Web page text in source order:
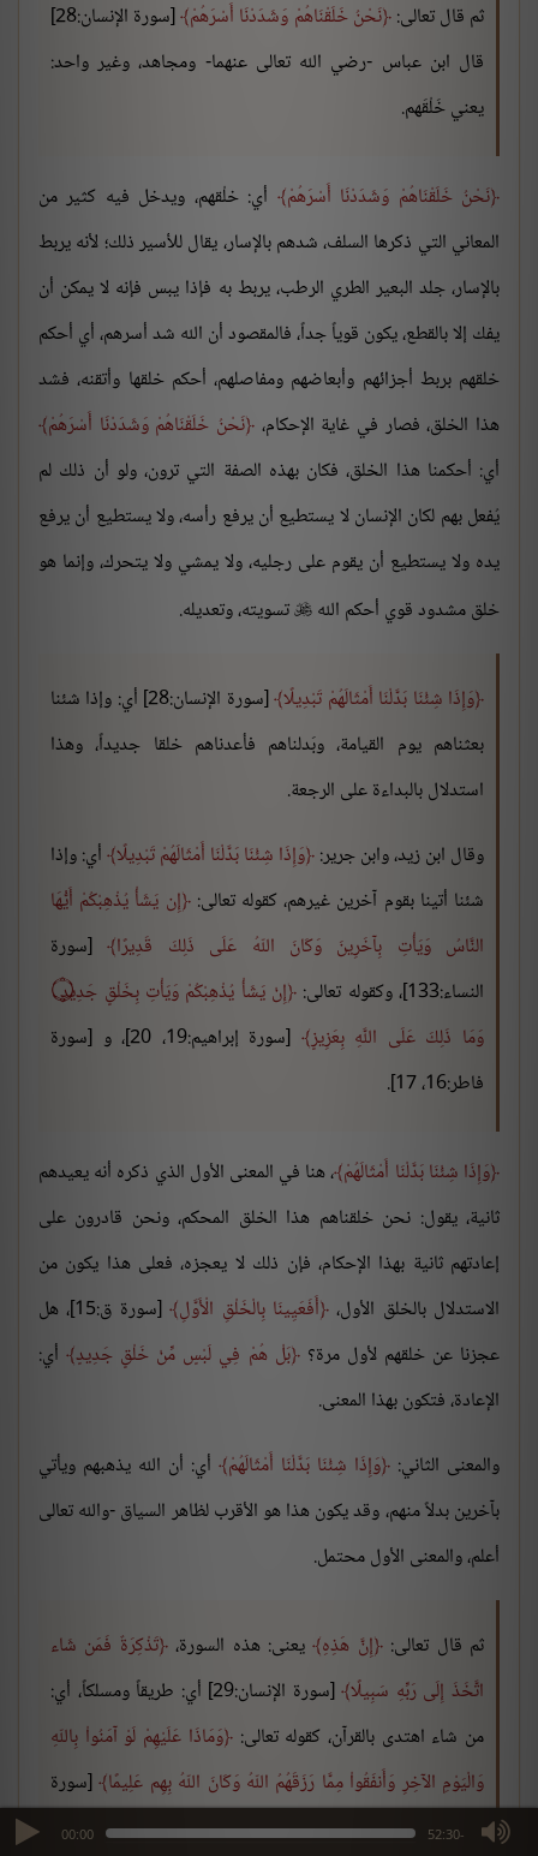
00:00 -52:30
max volume
ثم قال تعالى: نَحْنُ خَلَقْنَاهُمْ وَشَدَدْنَا أَسْرَهُمْ
[سورة الإنسان:28]
قال ابن عباس -رضي الله تعالى عنهما- ومجاهد، وغير واحد:
يعني خَلْقَهم.
نَحْنُ خَلَقْنَاهُمْ وَشَدَدْنَا أَسْرَهُمْ
أي: خلْقهم، ويدخل فيه كثير من
المعاني التي ذكرها السلف، شدهم بالإسار، يقال للأسير ذلك؛ لأنه يربط
بالإسار، جلد البعير الطري الرطب، يربط به فإذا يبس فإنه لا يمكن أن
يفك إلا بالقطع، يكون قوياً جداً، فالمقصود أن الله شد أسرهم، أي أحكم
خلقهم بربط أجزائهم وأبعاضهم ومفاصلهم، أحكم خلقها وأتقنه، فشد
هذا الخلق، فصار في غاية الإحكام، نَحْنُ خَلَقْنَاهُمْ وَشَدَدْنَا أَسْرَهُمْ
أي: أحكمنا هذا الخلق، فكان بهذه الصفة التي ترون، ولو أن ذلك لم
يُفعل بهم لكان الإنسان لا يستطيع أن يرفع رأسه، ولا يستطيع أن يرفع
يده ولا يستطيع أن يقوم على رجليه، ولا يمشي ولا يتحرك، وإنما هو
خلق مشدود قوي أحكم الله  تسويته، وتعديله.
وَإِذَا شِئْنَا بَدَّلْنَا أَمْثَالَهُمْ تَبْدِيلًا
[سورة الإنسان:28] أي: وإذا شئنا
بعثناهم يوم القيامة، وبَدلناهم فأعدناهم خلقا جديداً، وهذا
استدلال بالبداءة على الرجعة.
وقال ابن زيد، وابن جرير: وَإِذَا شِئْنَا بَدَّلْنَا أَمْثَالَهُمْ تَبْدِيلًا أي: وإذا
شئنا أتينا بقوم آخرين غيرهم، كقوله تعالى: إِن يَشَأْ يُذْهِبْكُمْ أَيُّهَا
النَّاسُ وَيَأْتِ بِآخَرِينَ وَكَانَ اللّهُ عَلَى ذَلِكَ قَدِيرًا [سورة
النساء:133]، وكقوله تعالى:
إِنْ يَشَأْ يُذْهِبْكُمْ وَيَأْتِ بِخَلْقٍ جَدِيدٍ ۝
وَمَا ذَلِكَ عَلَى اللَّهِ بِعَزِيزٍ
[سورة إبراهيم:19، 20]، و [سورة
فاطر:16، 17].
وَإِذَا شِئْنَا بَدَّلْنَا أَمْثَالَهُمْ ، هنا في المعنى الأول الذي ذكره أنه يعيدهم
ثانية، يقول: نحن خلقناهم هذا الخلق المحكم، ونحن قادرون على
إعادتهم ثانية بهذا الإحكام، فإن ذلك لا يعجزه، فعلى هذا يكون من
الاستدلال بالخلق الأول، أَفَعَيِينَا بِالْخَلْقِ الْأَوَّلِ
[سورة ق:15]، هل
عجزنا عن خلقهم لأول مرة؟ بَلْ هُمْ فِي لَبْسٍ مِّنْ خَلْقٍ جَدِيدٍ أي:
الإعادة، فتكون بهذا المعنى.
والمعنى الثاني: وَإِذَا شِئْنَا بَدَّلْنَا أَمْثَالَهُمْ أي: أن الله يذهبهم ويأتي
بآخرين بدلاً منهم، وقد يكون هذا هو الأقرب لظاهر السياق -والله تعالى
أعلم، والمعنى الأول محتمل.
ثم قال تعالى: إِنَّ هَذِهِ يعنى: هذه السورة، تَذْكِرَةٌ فَمَن شَاء
اتَّخَذَ إِلَى رَبِّهِ سَبِيلًا
[سورة الإنسان:29] أي: طريقاً ومسلكاً، أي:
من شاء اهتدى بالقرآن، كقوله تعالى: وَمَاذَا عَلَيْهِمْ لَوْ آمَنُواْ بِاللّهِ
وَالْيَوْمِ الآخِرِ وَأَنفَقُواْ مِمَّا رَزَقَهُمُ اللّهُ وَكَانَ اللّهُ بِهِم عَلِيمًا [سورة
النساء:39].